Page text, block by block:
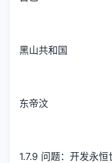
黑山共和国
东帝汶
1.7.9 问题：开发永